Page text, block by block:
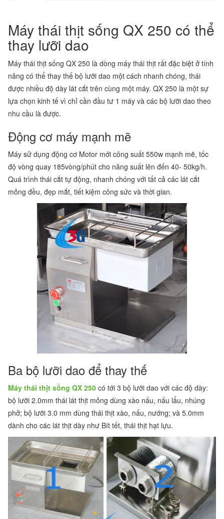
Máy thái thịt sống QX 250 có thể
thay lưỡi dao
Máy thái thịt sống QX 250 là dòng máy thái thịt rất đặc biệt ở tính
năng có thể thay thế bộ lưỡi dao một cách nhanh chóng, thái
được nhiều độ dày lát cắt trên cùng một máy. QX 250 là một sự
lựa chọn kinh tế vì chỉ cần đầu tư 1 máy và các bộ lưỡi dao theo
nhu cầu là được.
Động cơ máy mạnh mẽ
Máy sử dụng động cơ Motor mới công suất 550w mạnh mẽ, tốc
độ vòng quay 185vòng/phút cho năng suất lên đến 40- 50kg/h.
Quá trình thái cắt tự động, nhanh chóng với tất cả các lát cắt
mỏng đều, đẹp mắt, tiết kiệm công sức và thời gian.
Ba bộ lưỡi dao để thay thế
Máy thái thịt sống QX 250 có tới 3 bộ lưỡi dao với các độ dày:
bộ lưỡi 2.0mm thái lát thịt mỏng dùng xào nấu, nấu lẩu, nhúng
phở; bộ lưỡi 3.0 mm dùng thái thịt xào, nấu, nướng; và 5.0mm
dành cho các lát thịt dày như Bít tết, thái thịt hạt lựu.